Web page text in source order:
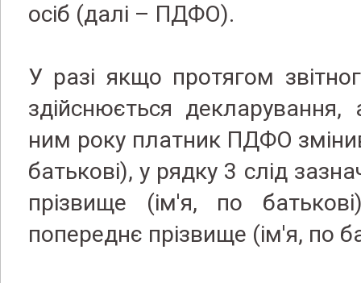
осіб (далі – ПДФО).
У разі якщо протягом
здійснюється
ним року платник ПДФО
батькові), у рядку 3 слід
прізвище (ім'я, по
попереднє прізвище (ім'я, по